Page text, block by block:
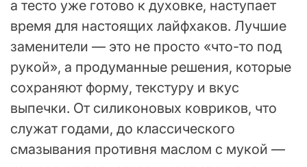
а тесто уже готово к духовке, наступает
время для настоящих лайфхаков. Лучшие
заменители — это не просто «что-то под
рукой», а продуманные решения, которые
сохраняют форму, текстуру и вкус
выпечки. От силиконовых ковриков, что
служат годами, до классического
смазывания противня маслом с мукой —